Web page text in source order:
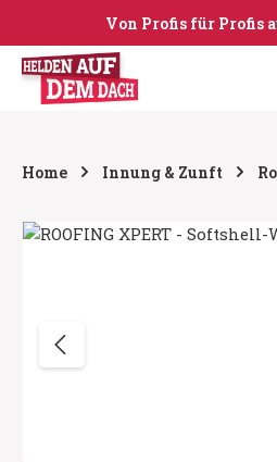
Zum Hauptinhalt springen
Von Profis für Profis
Home Innung & Zunft
Bildergalerie überspringen